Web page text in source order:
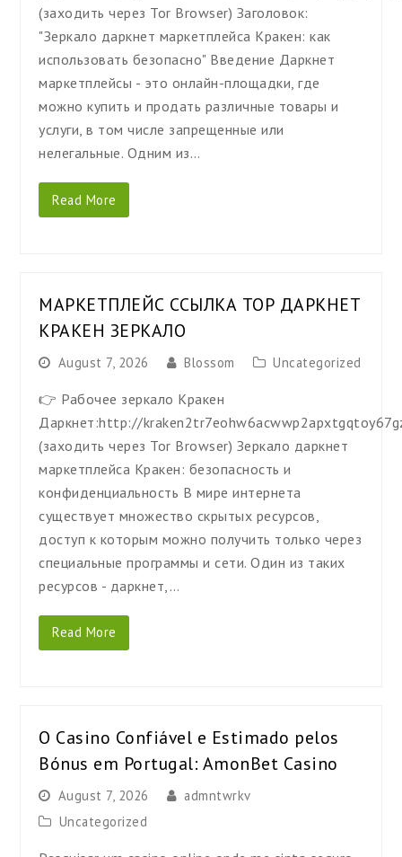
(заходить через Tor Browser) Заголовок:
"Зеркало даркнет маркетплейса Кракен: как
использовать безопасно" Введение Даркнет
маркетплейсы - это онлайн-площадки, где
можно купить и продать различные товары и
услуги, в том числе запрещенные или
нелегальные. Одним из…
Read More
МАРКЕТПЛЕЙС ССЫЛКА ТОР ДАРКНЕТ
КРАКЕН ЗЕРКАЛО
August 7, 2026 Blossom Uncategorized
👉 Рабочее зеркало Кракен
Даркнет:http://
(заходить через Tor Browser) Зеркало даркнет
маркетплейса Кракен: безопасность и
конфиденциальность В мире интернета
существует множество скрытых ресурсов,
доступ к которым можно получить только через
специальные программы и сети. Один из таких
ресурсов - даркнет,…
Read More
O Casino Confiável e Estimado pelos
Bónus em Portugal: AmonBet Casino
August 7, 2026
admntwrkv
Uncategorized